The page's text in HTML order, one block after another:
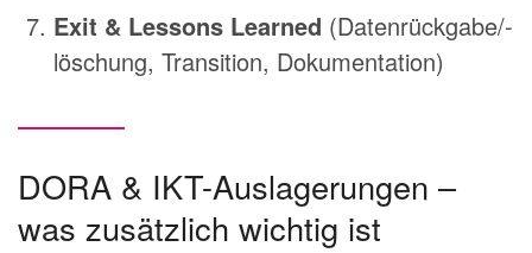
Exit & Lessons Learned (Datenrückgabe/-
löschung, Transition, Dokumentation)
DORA & IKT-Auslagerungen –
was zusätzlich wichtig ist